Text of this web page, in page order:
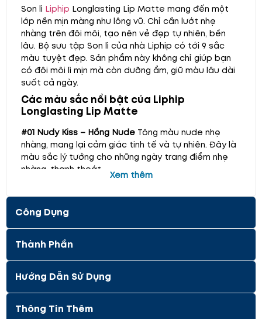
Son lì Liphip Longlasting Lip Matte mang đến một
lớp nền mịn màng như lông vũ. Chỉ cần lướt nhẹ
nhàng trên đôi môi, tạo nên vẻ đẹp tự nhiên, bền
lâu. Bộ sưu tập Son lì của nhà Liphip có tới 9 sắc
màu tuyệt đẹp. Sản phẩm này không chỉ giúp bạn
có đôi môi lì mịn mà còn dưỡng ẩm, giữ màu lâu dài
suốt cả ngày.
Các màu sắc nổi bật của Liphip
Longlasting Lip Matte
#01 Nudy Kiss – Hồng Nude Tông màu nude nhẹ
nhàng, mang lại cảm giác tinh tế và tự nhiên. Đây là
màu sắc lý tưởng cho những ngày trang điểm nhẹ
nhàng, thanh thoát.
Xem thêm
Công Dụng
Thành Phần
Hướng Dẫn Sử Dụng
Thông Tin Thêm